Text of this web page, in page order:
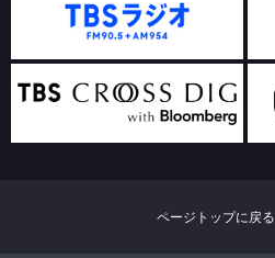
ページトップに戻る